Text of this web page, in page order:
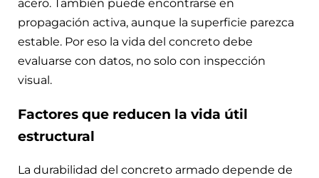
acero. También puede encontrarse en
propagación activa, aunque la superficie parezca
estable. Por eso la vida del concreto debe
evaluarse con datos, no solo con inspección
visual.
Factores que reducen la vida útil
estructural
La durabilidad del concreto armado depende de